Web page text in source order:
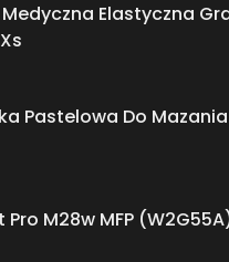
Elastyczna
Pastelowa Do Mazania
Pro M28w MFP